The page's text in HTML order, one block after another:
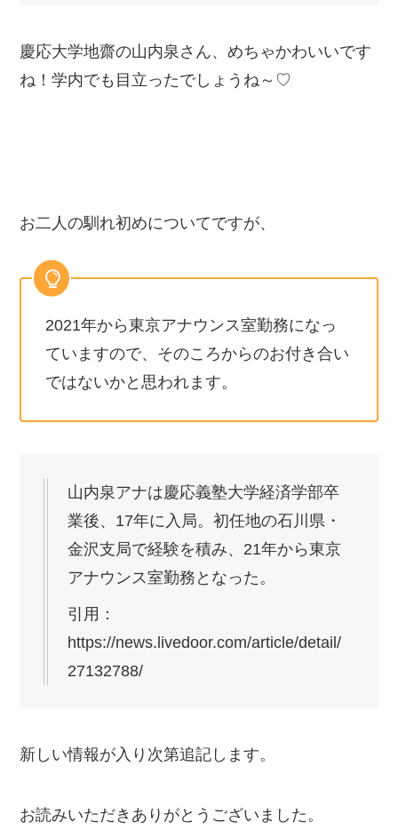
慶応大学地齋の山内泉さん、めちゃかわいいです
ね！学内でも目立ったでしょうね～♡
お二人の馴れ初めについてですが、
2021年から東京アナウンス室勤務になっ
ていますので、そのころからのお付き合い
ではないかと思われます。
山内泉アナは慶応義塾大学経済学部卒
業後、17年に入局。初任地の石川県・
金沢支局で経験を積み、21年から東京
アナウンス室勤務となった。
引用：
https://news.livedoor.com/article/detail/
27132788/
新しい情報が入り次第追記します。
お読みいただきありがとうございました。